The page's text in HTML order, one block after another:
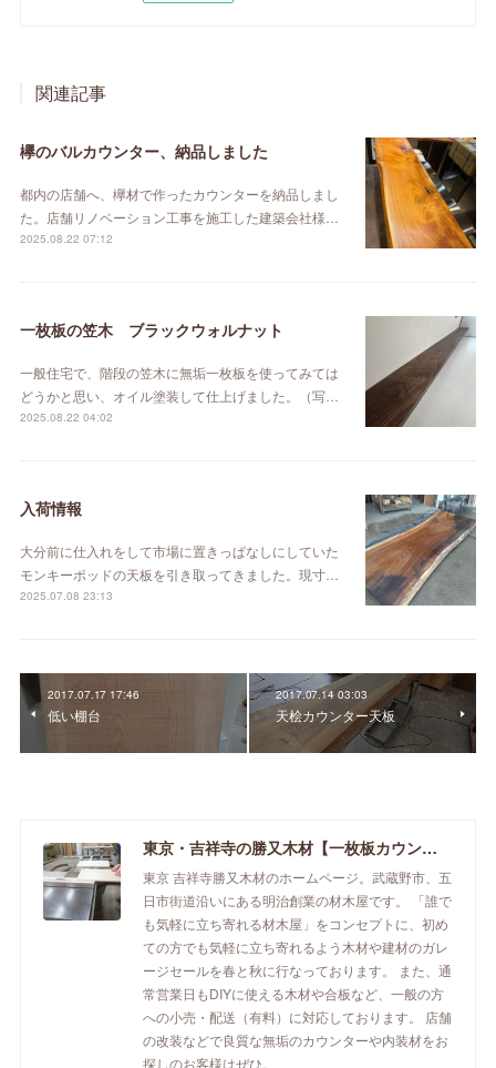
関連記事
欅のバルカウンター、納品しました
都内の店舗へ、欅材で作ったカウンターを納品しまし
た。店舗リノベーション工事を施工した建築会社様…
2025.08.22 07:12
一枚板の笠木 ブラックウォルナット
一般住宅で、階段の笠木に無垢一枚板を使ってみては
どうかと思い、オイル塗装して仕上げました。（写…
2025.08.22 04:02
入荷情報
大分前に仕入れをして市場に置きっぱなしにしていた
モンキーポッドの天板を引き取ってきました。現寸…
2025.07.08 23:13
2017.07.17 17:46
低い棚台
2017.07.14 03:03
天桧カウンター天板
東京・吉祥寺の勝又木材【一枚板カウンター】
東京 吉祥寺勝又木材のホームページ。武蔵野市、五
日市街道沿いにある明治創業の材木屋です。 「誰で
も気軽に立ち寄れる材木屋」をコンセプトに、初め
ての方でも気軽に立ち寄れるよう木材や建材のガレ
ージセールを春と秋に行なっております。 また、通
常営業日もDIYに使える木材や合板など、一般の方
への小売・配送（有料）に対応しております。 店舗
の改装などで良質な無垢のカウンターや内装材をお
探しのお客様はぜひ。